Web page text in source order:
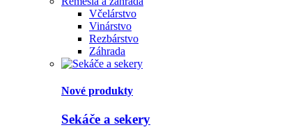
Včelárstvo
Vinárstvo
Rezbárstvo
Záhrada
Nové produkty
Sekáče a sekery